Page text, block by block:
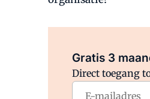
Gratis 3
Direct toegang